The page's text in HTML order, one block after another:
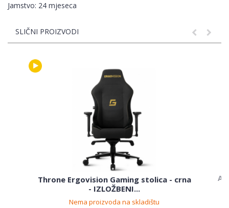
Jamstvo: 24 mjeseca
SLIČNI PROIZVODI
Throne Ergovision Gaming stolica - crna
- IZLOŽBENI...
Nema proizvoda na skladištu